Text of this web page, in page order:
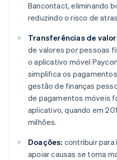
Bancontact, eliminando
reduzindo o risco de
Transferências de
de valores por pessoas
o aplicativo móvel
simplifica os
gestão de finanças
de pagamentos móveis
aplicativo, quando em
milhões.
Doações: contribuir
apoiar causas se torna